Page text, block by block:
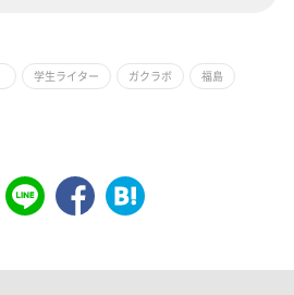
学生ライター ガクラボ 福島